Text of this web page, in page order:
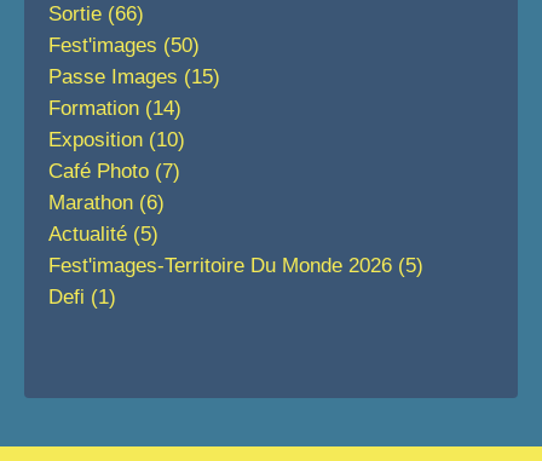
Sortie (66)
Fest'images (50)
Passe Images (15)
Formation (14)
Exposition (10)
Café Photo (7)
Marathon (6)
Actualité (5)
Fest'images-Territoire Du Monde 2026 (5)
Defi (1)